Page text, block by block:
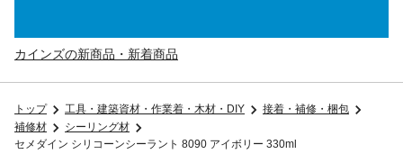
カインズの新商品・新着商品
トップ 工具・建築資材・作業着・木材・DIY
接着・補修・梱包
補修材
シーリング材
セメダイン シリコーンシーラント 8090 アイボリー 330ml